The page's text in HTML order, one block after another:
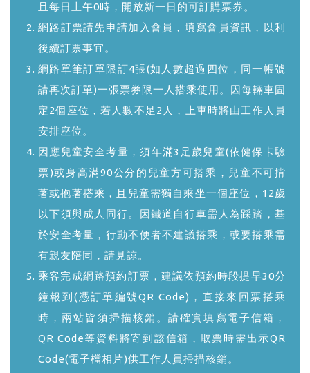
且每日上午0時，開放新一日的可訂購票券。
網路訂票請先申請加入會員，填寫會員資訊，以利
後續訂票事宜。
網路單筆訂單限訂4張(如人數超過四位，同一帳號
請再次訂單)一張票券限一人搭乘使用。因每輛車固
定2個座位，若人數不足2人，上車時將由工作人員
安排座位。
因應兒童安全考量，須年滿3足歲兒童(依健保卡驗
票)或身高滿90公分的兒童方可搭乘，兒童不可揹
著或抱著搭乘，且兒童需獨自乘坐一個座位，12歲
以下須與成人同行。因鐵道自行車需人為踩踏，基
於安全考量，行動不便者不建議搭乘，或要搭乘需
有親友陪同，請見諒。
乘客完成網路預約訂票，建議依預約時段提早30分
鐘報到(憑訂單編號QR Code)，直接來回票搭乘
時，兩站皆須掃描核銷。請確實填寫電子信箱，
QR Code等資料將寄到該信箱，取票時需出示QR
Code(電子檔相片)供工作人員掃描核銷。